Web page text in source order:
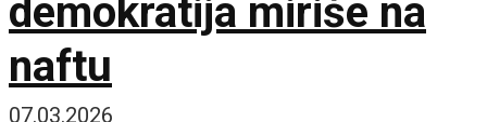
demokratija miriše na
naftu
07.03.2026